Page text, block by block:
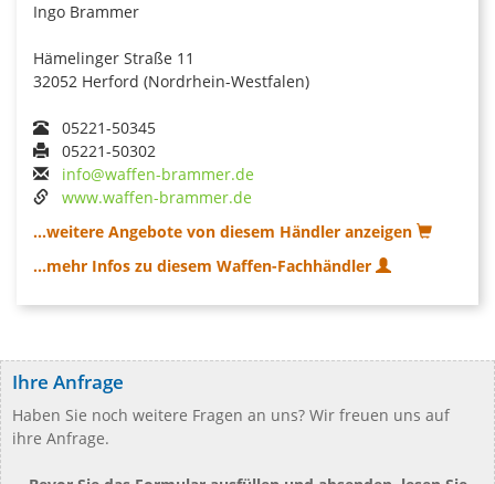
Ingo Brammer
Hämelinger Straße 11
32052 Herford (Nordrhein-Westfalen)
05221-50345
05221-50302
info@waffen-brammer.de
www.waffen-brammer.de
...weitere Angebote von diesem Händler anzeigen
...mehr Infos zu diesem Waffen-Fachhändler
Ihre Anfrage
Haben Sie noch weitere Fragen an uns? Wir freuen uns auf
ihre Anfrage.